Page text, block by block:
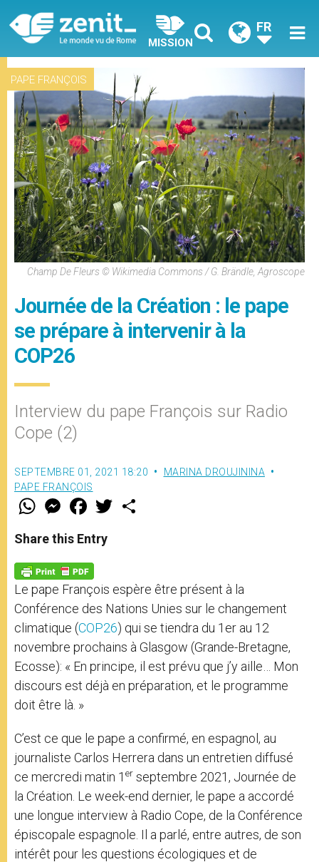
MISSION
FR
PAPE FRANÇOIS
Champ De Fleurs © Wikimedia Commons / G. Brändle, Agroscope
Journée de la Création : le pape
se prépare à intervenir à la
COP26
Interview du pape François sur Radio
Cope (2)
SEPTEMBRE 01, 2021 18:20
MARINA DROUJININA
PAPE FRANÇOIS
W
t
s
p
p
M
e
s
e
g
e
r
F
a
e
b
o
k
w
Share this Entry
Le pape François espère être présent à la
Conférence des Nations Unies sur le changement
climatique (COP26) qui se tiendra du 1er au 12
novembre prochains à Glasgow (Grande-Bretagne,
Ecosse): « En principe, il est prévu que j’y aille… Mon
discours est déjà en préparation, et le programme
doit être là. »
C’est ce que le pape a confirmé, en espagnol, au
journaliste Carlos Herrera dans un entretien diffusé
ce mercredi matin 1 er septembre 2021, Journée de
la Création. Le week-end dernier, le pape a accordé
une longue interview à Radio Cope, de la Conférence
épiscopale espagnole. Il a parlé, entre autres, de son
intérêt pour les questions écologiques et de